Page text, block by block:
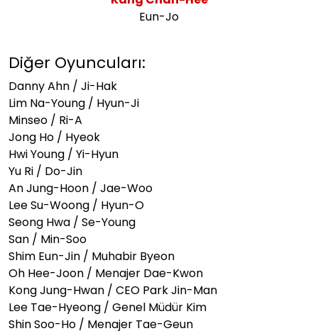
Eun-Jo
Diğer Oyuncuları:
Danny Ahn / Ji-Hak
Lim Na-Young / Hyun-Ji
Minseo / Ri-A
Jong Ho / Hyeok
Hwi Young / Yi-Hyun
Yu Ri / Do-Jin
An Jung-Hoon / Jae-Woo
Lee Su-Woong / Hyun-O
Seong Hwa / Se-Young
San / Min-Soo
Shim Eun-Jin / Muhabir Byeon
Oh Hee-Joon / Menajer Dae-Kwon
Kong Jung-Hwan / CEO Park Jin-Man
Lee Tae-Hyeong / Genel Müdür Kim
Shin Soo-Ho / Menajer Tae-Geun